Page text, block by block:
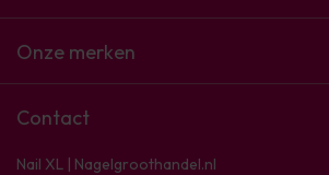
Onze merken
Contact
Nail XL | Nagelgroothandel.nl